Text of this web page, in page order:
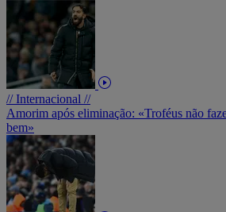
// Internacional //
Amorim após eliminação: «Troféus não
bem»